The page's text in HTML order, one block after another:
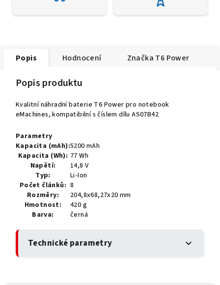
Popis Hodnocení Značka T6 Power
Popis produktu
Kvalitní náhradní baterie T6 Power pro notebook
eMachines, kompatibilní s číslem dílu AS07B42
Parametry
Kapacita (mAh):5200 mAh
Kapacita (Wh): 77 Wh
Napětí:
14,8 V
Typ:
Li-Ion
Počet článků: 8
Rozměry:
204,8x68,27x20 mm
Hmotnost:
420 g
Barva:
černá
Technické parametry expand_more